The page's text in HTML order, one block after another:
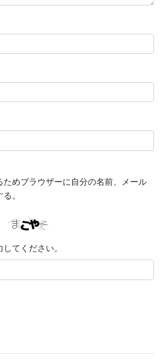
ためブラウザーに自分の名前、メール
。
てください。